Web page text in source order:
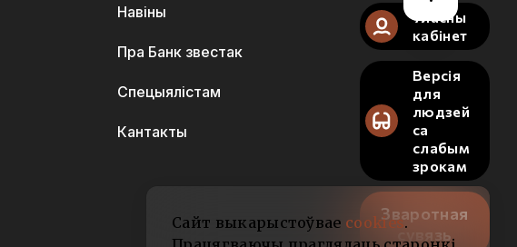
Навіны
Пра Банк звестак
Спецыялістам
Кантакты
Уласны
кабінет
Версія
для
людзей
са
слабым
зрокам
Зваротная
сувязь
Сайт выкарыстоўвае cookies.